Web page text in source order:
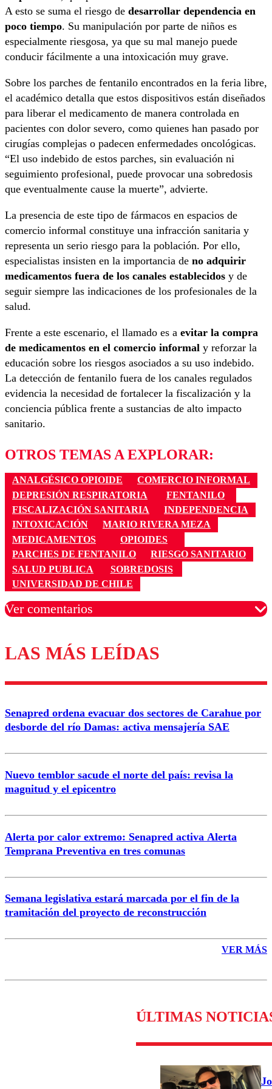
A esto se suma el riesgo de desarrollar dependencia en
poco tiempo. Su manipulación por parte de niños es
especialmente riesgosa, ya que su mal manejo puede
conducir fácilmente a una intoxicación muy grave.
Sobre los parches de fentanilo encontrados en la feria libre,
el académico detalla que estos dispositivos están diseñados
para liberar el medicamento de manera controlada en
pacientes con dolor severo, como quienes han pasado por
cirugías complejas o padecen enfermedades oncológicas.
“El uso indebido de estos parches, sin evaluación ni
seguimiento profesional, puede provocar una sobredosis
que eventualmente cause la muerte”, advierte.
La presencia de este tipo de fármacos en espacios de
comercio informal constituye una infracción sanitaria y
representa un serio riesgo para la población. Por ello,
especialistas insisten en la importancia de no adquirir
medicamentos fuera de los canales establecidos y de
seguir siempre las indicaciones de los profesionales de la
salud.
Frente a este escenario, el llamado es a evitar la compra
de medicamentos en el comercio informal y reforzar la
educación sobre los riesgos asociados a su uso indebido.
La detección de fentanilo fuera de los canales regulados
evidencia la necesidad de fortalecer la fiscalización y la
conciencia pública frente a sustancias de alto impacto
sanitario.
OTROS TEMAS A EXPLORAR:
ANALGÉSICO OPIOIDE
COMERCIO INFORMAL
DEPRESIÓN RESPIRATORIA
FENTANILO
FISCALIZACIÓN SANITARIA
INDEPENDENCIA
INTOXICACIÓN
MARIO RIVERA MEZA
MEDICAMENTOS
OPIOIDES
PARCHES DE FENTANILO
RIESGO SANITARIO
SALUD PUBLICA
SOBREDOSIS
UNIVERSIDAD DE CHILE
Ver comentarios
Los comentarios son moderados para garantizar un
diálogo respetuoso.
Correo
LAS MÁS LEÍDAS
Senapred ordena evacuar dos sectores de Carahue por
desborde del río Damas: activa mensajería SAE
Nuevo temblor sacude el norte del país: revisa la
magnitud y el epicentro
Alerta por calor extremo: Senapred activa Alerta
Temprana Preventiva en tres comunas
Semana legislativa estará marcada por el fin de la
tramitación del proyecto de reconstrucción
VER MÁS
ÚLTIMAS